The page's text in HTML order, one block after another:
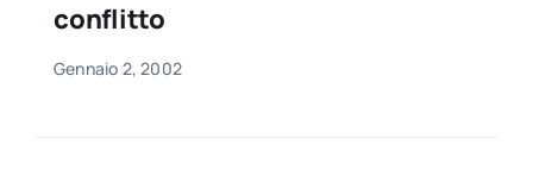
conflitto
Gennaio 2, 2002